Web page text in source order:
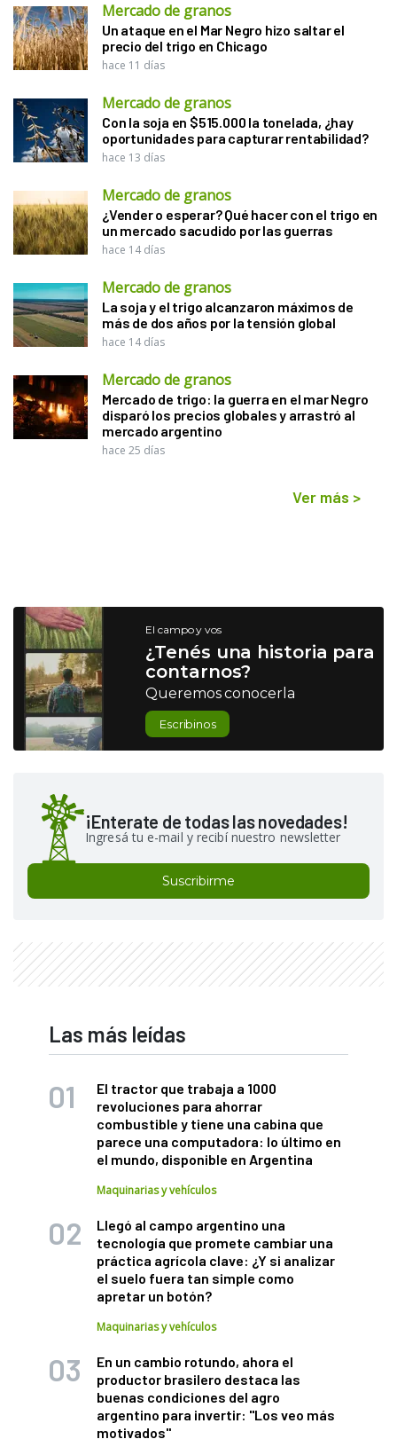
Mercado de granos
Un ataque en el Mar Negro hizo saltar el
precio del trigo en Chicago
hace 11 días
Mercado de granos
Con la soja en $515.000 la tonelada, ¿hay
oportunidades para capturar rentabilidad?
hace 13 días
Mercado de granos
¿Vender o esperar? Qué hacer con el trigo en
un mercado sacudido por las guerras
hace 14 días
Mercado de granos
La soja y el trigo alcanzaron máximos de
más de dos años por la tensión global
hace 14 días
Mercado de granos
Mercado de trigo: la guerra en el mar Negro
disparó los precios globales y arrastró al
mercado argentino
hace 25 días
Ver más >
El campo y vos
¿Tenés una historia para
contarnos?
Queremos conocerla
Escribinos
¡Enterate de todas las novedades!
Ingresá tu e-mail y recibí nuestro newsletter
Suscribirme
Las más leídas
El tractor que trabaja a 1000
revoluciones para ahorrar
combustible y tiene una cabina que
parece una computadora: lo último en
el mundo, disponible en Argentina
Maquinarias y vehículos
Llegó al campo argentino una
tecnología que promete cambiar una
práctica agrícola clave: ¿Y si analizar
el suelo fuera tan simple como
apretar un botón?
Maquinarias y vehículos
En un cambio rotundo, ahora el
productor brasilero destaca las
buenas condiciones del agro
argentino para invertir: "Los veo más
motivados"